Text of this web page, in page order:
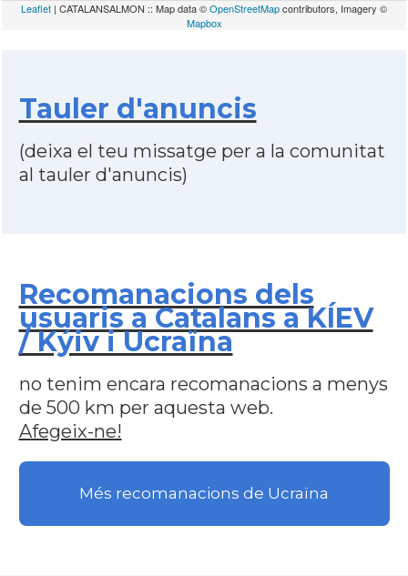
Leaflet | CATALANSALMON :: Map data ©OpenStreetMapcontributors, Imagery ©
Mapbox
Tauler d'anuncis
(deixa el teu missatge per a la comunitat
al tauler d'anuncis)
Recomanacions dels
usuaris a Catalans a KÍEV
/ Kýiv i Ucraïna
no tenim encara recomanacions a menys
de 500 km per aquesta web.
Afegeix-ne!
Més recomanacions de Ucraïna